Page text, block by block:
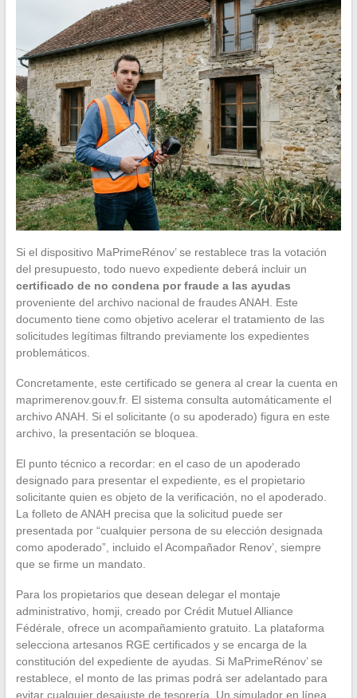
Si el dispositivo MaPrimeRénov’ se restablece tras la votación
del presupuesto, todo nuevo expediente deberá incluir un
certificado de no condena por fraude a las ayudas
proveniente del archivo nacional de fraudes ANAH. Este
documento tiene como objetivo acelerar el tratamiento de las
solicitudes legítimas filtrando previamente los expedientes
problemáticos.
Concretamente, este certificado se genera al crear la cuenta en
maprimerenov.gouv.fr. El sistema consulta automáticamente el
archivo ANAH. Si el solicitante (o su apoderado) figura en este
archivo, la presentación se bloquea.
El punto técnico a recordar: en el caso de un apoderado
designado para presentar el expediente, es el propietario
solicitante quien es objeto de la verificación, no el apoderado.
La folleto de ANAH precisa que la solicitud puede ser
presentada por “cualquier persona de su elección designada
como apoderado”, incluido el Acompañador Renov’, siempre
que se firme un mandato.
Para los propietarios que desean delegar el montaje
administrativo, homji, creado por Crédit Mutuel Alliance
Fédérale, ofrece un acompañamiento gratuito. La plataforma
selecciona artesanos RGE certificados y se encarga de la
constitución del expediente de ayudas. Si MaPrimeRénov’ se
restablece, el monto de las primas podrá ser adelantado para
evitar cualquier desajuste de tesorería. Un simulador en línea